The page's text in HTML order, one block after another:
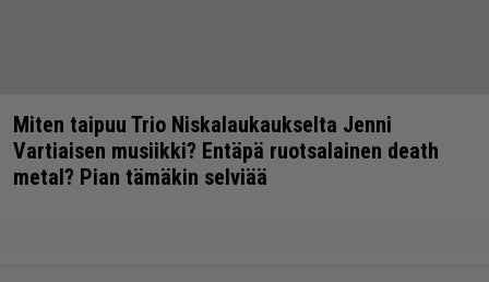
Miten taipuu Trio Niskalaukaukselta Jenni
Vartiaisen musiikki? Entäpä ruotsalainen death
metal? Pian tämäkin selviää